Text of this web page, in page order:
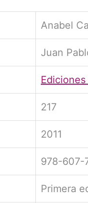
Anabel
Juan
217
2011
978-607-
Primera